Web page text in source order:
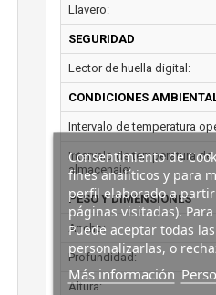
Llavero:
SEGURIDAD
Lector de huella digital:
CONDICIONES
Intervalo de temperatura
Intervalo de temperatura de
almacenaje:
PESO Y DIMENSIONES
Ancho:
Profundidad:
Altura:
Consentimiento de
fines analíticos y para
perfil elaborado a
páginas visitadas).
Puede aceptar todas
personalizarlas, o
Más información